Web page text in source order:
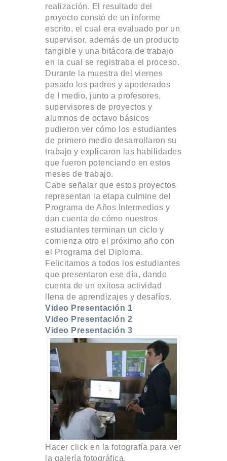
realización. El resultado del
proyecto constó de un informe
escrito, el cual era evaluado por un
supervisor, además de un producto
tangible y una bitácora de trabajo
en la cual se registraba el proceso.
Durante la muestra del viernes
pasado los padres y apoderados
de I medio, junto a profesores,
supervisores de proyectos y
alumnos de octavo básicos
pudieron ver cómo los estudiantes
de primero medio desarrollaron su
trabajo y explicaron las habilidades
que fueron potenciando en estos
meses de trabajo.
Cabe señalar que estos proyectos
representan la etapa culmine del
Programa de Años Intermedios y
dan cuenta de cómo nuestros
estudiantes terminan un ciclo y
comienza otro el próximo año con
el Programa del Diploma.
Felicitamos a todos los estudiantes
que presentaron ese día, dando
cuenta de un exitosa actividad
llena de aprendizajes y desafíos.
Video Presentación 1
Video Presentación 2
Video Presentación 3
Hacer click en la fotografía para ver
la galería fotográfica.